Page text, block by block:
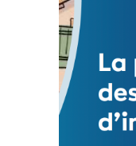
FEUILLETER